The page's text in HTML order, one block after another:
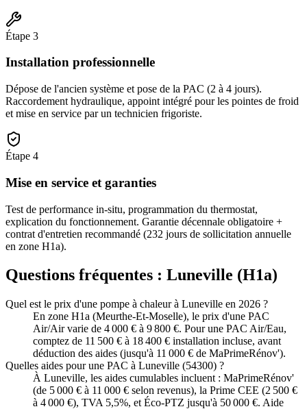
Étape 3
Installation professionnelle
Dépose de l'ancien système et pose de la PAC (2 à 4 jours).
Raccordement hydraulique, appoint intégré pour les pointes de froid
et mise en service par un technicien frigoriste.
Étape 4
Mise en service et garanties
Test de performance in-situ, programmation du thermostat,
explication du fonctionnement. Garantie décennale obligatoire +
contrat d'entretien recommandé (232 jours de sollicitation annuelle
en zone H1a).
Questions fréquentes : Luneville (H1a)
Quel est le prix d'une pompe à chaleur à Luneville en 2026 ?
En zone H1a (Meurthe-Et-Moselle), le prix d'une PAC
Air/Air varie de 4 000 € à 9 800 €. Pour une PAC Air/Eau,
comptez de 11 500 € à 18 400 € installation incluse, avant
déduction des aides (jusqu'à 11 000 € de MaPrimeRénov').
Quelles aides pour une PAC à Luneville (54300) ?
À Luneville, les aides cumulables incluent : MaPrimeRénov'
(de 5 000 € à 11 000 € selon revenus), la Prime CEE (2 500 €
à 4 000 €), TVA 5,5%, et Éco-PTZ jusqu'à 50 000 €. Aide